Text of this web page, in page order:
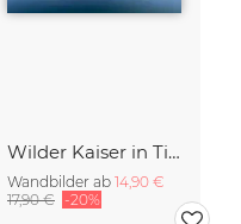
Wilder Kaiser in Tirol
Wandbilder ab 14,90 €
17,90 € -20%